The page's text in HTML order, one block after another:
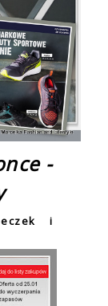
-
i